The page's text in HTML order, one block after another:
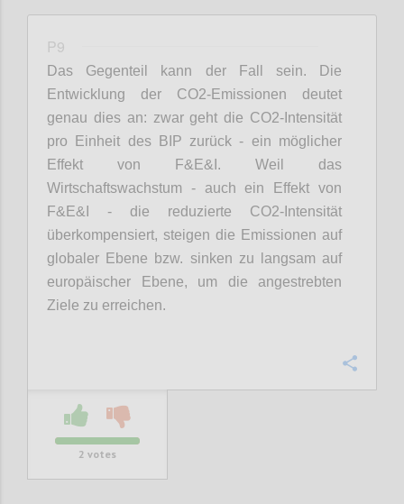
P9
Das Gegenteil kann der Fall sein. Die
Entwicklung der CO2-Emissionen deutet
genau dies an: zwar geht die CO2-Intensität
pro Einheit des BIP zurück - ein möglicher
Effekt von F&E&I. Weil das
Wirtschaftswachstum - auch ein Effekt von
F&E&I -
die reduzierte CO2-Intensität
überkompensiert, steigen die Emissionen auf
globaler Ebene bzw. sinken zu langsam auf
europäischer Ebene, um die angestrebten
Ziele zu erreichen.
2 votes